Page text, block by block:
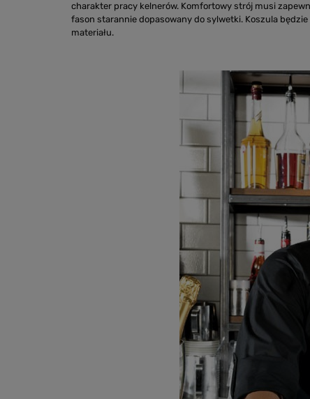
charakter pracy kelnerów. Komfortowy strój musi
fason starannie dopasowany do sylwetki. Koszula
materiału.